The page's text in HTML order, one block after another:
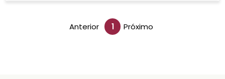
Anterior 1 Próximo